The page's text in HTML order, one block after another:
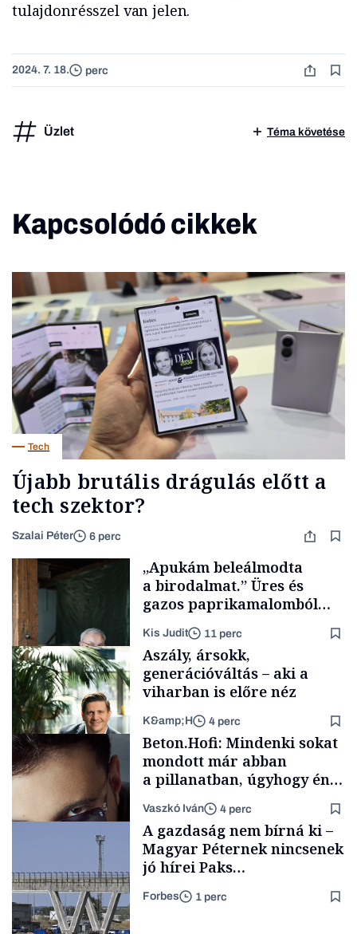
tulajdonrésszel van jelen.
2024. 7. 18. perc
Üzlet Téma követése
Kapcsolódó cikkek
Tech
Újabb brutális drágulás előtt a
tech szektor?
Szalai Péter 6 perc
Családi
vállalkozások
„Apukám beleálmodta
a birodalmat.” Üres és
gazos paprikamalomból
lett az igazi családi
fűszersztori
Kis Judit 11 perc
TÁMOGATÓI
Aszály, ársokk,
generációváltás – aki a
viharban is előre néz
K&amp;H 4 perc
Forbes-sztori
Beton.Hofi: Mindenki sokat
mondott már abban
a pillanatban, úgyhogy én
a legsarkosabb
gondolataimat akartam
kimondani
Vaszkó Iván 4 perc
A gazdaság nem bírná ki –
Magyar Péternek nincsenek
jó hírei Paks
újraindításáról
Forbes 1 perc